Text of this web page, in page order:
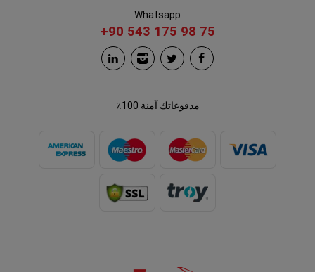
Whatsapp
+90 543 175 98 75
مدفوعاتك آمنة 100٪